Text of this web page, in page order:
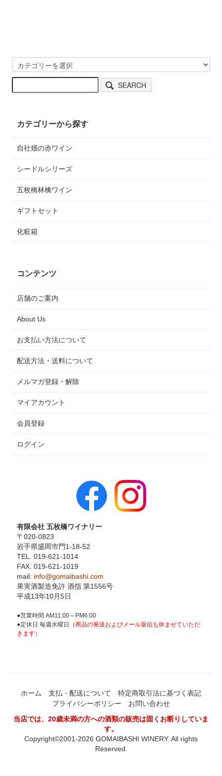
SEARCH
カテゴリーから探す
自社畑の赤ワイン
シードルシリーズ
五枚橋林檎ワイン
ギフトセット
化粧箱
コンテンツ
店舗のご案内
About Us
お支払い方法について
配送方法・送料について
メルマガ登録・解除
マイアカウント
会員登録
ログイン
有限会社 五枚橋ワイナリー
〒020-0823
岩手県盛岡市門1-18-52
TEL. 019-621-1014
FAX. 019-621-1019
mail: info@gomaibashi.com
果実酒製造免許 酒指 第1556号
平成13年10月5日
●営業時間 AM11:00～PM6:00
●定休日 毎週水曜日
（商品の発送およびメール返信も休ませていただ
きます）
ホーム 支払・配送について
特定商取引法に基づく表記
プライバシーポリシー
お問い合わせ
当店では、20歳未満の方への酒類の販売は固くお断りしていま
す。
Copyright©2001-2026 GOMAIBASHI WINERY. All rights
Reserved.